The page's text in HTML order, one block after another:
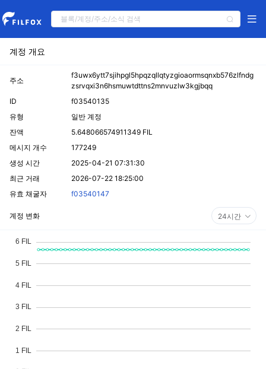
계정 개요
주소
f3uwx6ytt7sjihpgl5hpqzqllqtyzgioaormsqnxb576zlfndg
zsrvqxi3n6hsmuwtdttns2mnvuzlw3kgjbqq
ID
f03540135
유형
일반 계정
잔액
5.648066574911349 FIL
메시지 개수
177249
생성 시간
2025-04-21 07:31:30
최근 거래
2026-07-22 18:25:00
유효 채굴자
f03540147
계정 변화 24시간